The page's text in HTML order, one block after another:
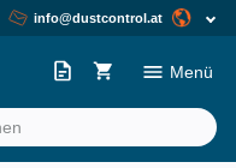
info@dustcontrol.at
Menü